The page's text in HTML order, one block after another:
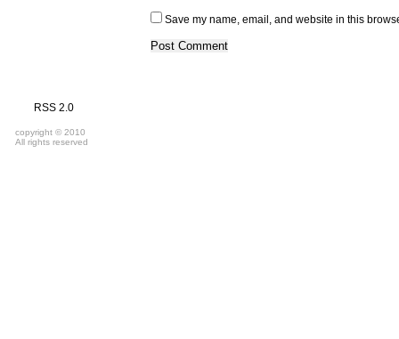
Save my name, email, and website in this
RSS 2.0
copyright © 2010
All rights reserved